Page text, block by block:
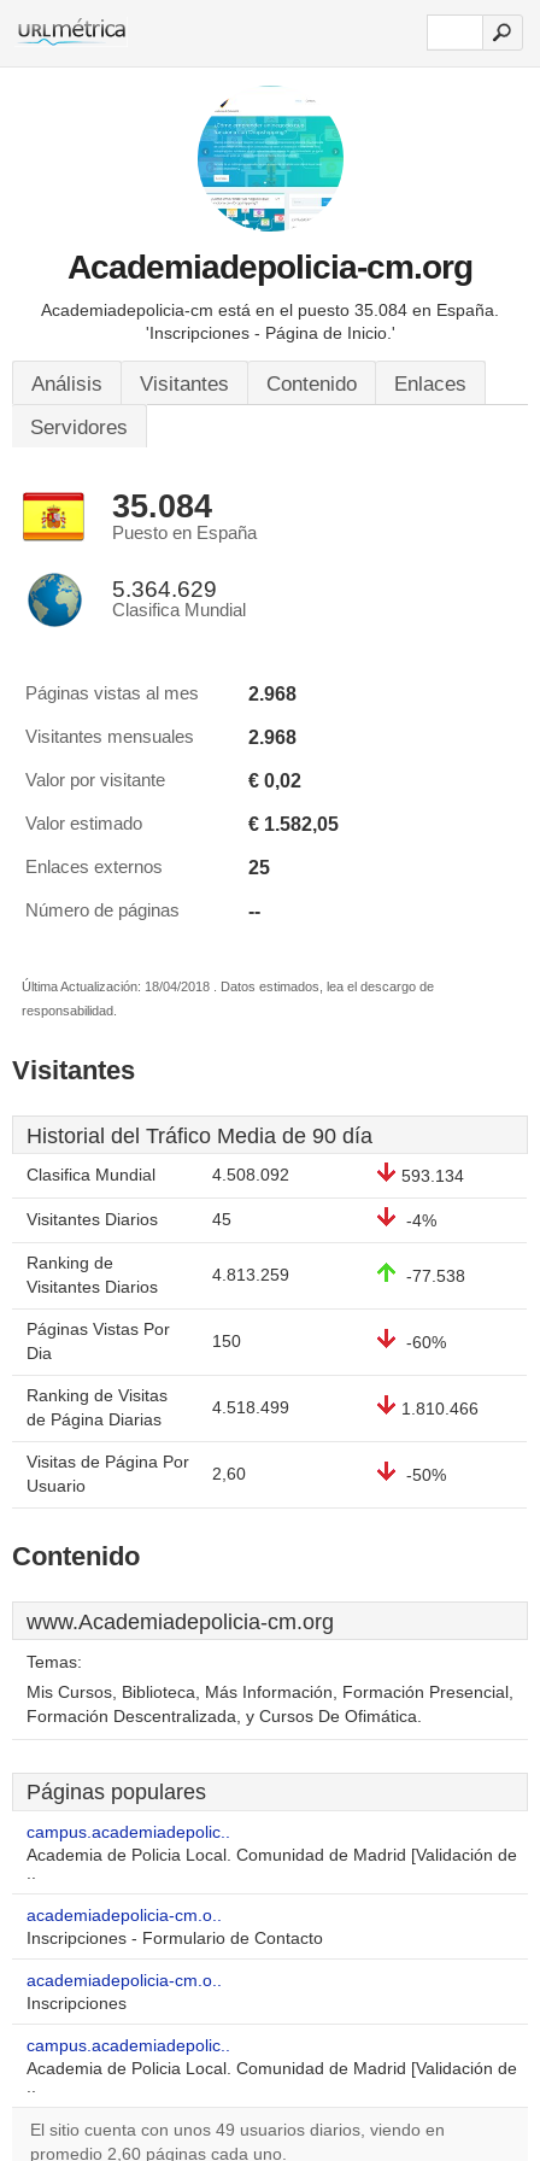
Academiadepolicia-cm.org
Academiadepolicia-cm está en el puesto 35.084 en España.
'Inscripciones - Página de Inicio.'
Análisis Visitantes Contenido
Enlaces
Servidores
35.084
Puesto en España
5.364.629
Clasifica Mundial
Páginas vistas al mes 2.968
Visitantes mensuales 2.968
Valor por visitante € 0,02
Valor estimado € 1.582,05
Enlaces externos 25
Número de páginas --
Última Actualización: 18/04/2018 . Datos estimados, lea el descargo de
responsabilidad.
Visitantes
Historial del Tráfico Media de 90 día
Clasifica Mundial 4.508.092 593.134
Visitantes Diarios 45 -4%
Ranking de
Visitantes Diarios
4.813.259 -77.538
Páginas Vistas Por
Dia
150 -60%
Ranking de Visitas
de Página Diarias
4.518.499 1.810.466
Visitas de Página Por
Usuario
2,60 -50%
Contenido
www.Academiadepolicia-cm.org
Temas:
Mis Cursos, Biblioteca, Más Información, Formación Presencial,
Formación Descentralizada, y Cursos De Ofimática.
Páginas populares
campus.academiadepolic..
Academia de Policia Local. Comunidad de Madrid [Validación de
..
academiadepolicia-cm.o..
Inscripciones - Formulario de Contacto
academiadepolicia-cm.o..
Inscripciones
campus.academiadepolic..
Academia de Policia Local. Comunidad de Madrid [Validación de
..
El sitio cuenta con unos 49 usuarios diarios, viendo en
promedio 2,60 páginas cada uno.